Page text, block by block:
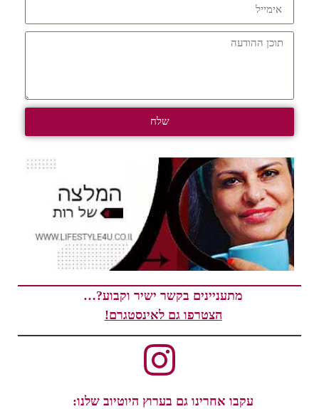
שלח
מתעניינים בקשר ישיר וקבוע?…
הצטרפו גם לאינסטגרם!
עקבו אחרינו גם בערוץ היוטיוב שלנו: